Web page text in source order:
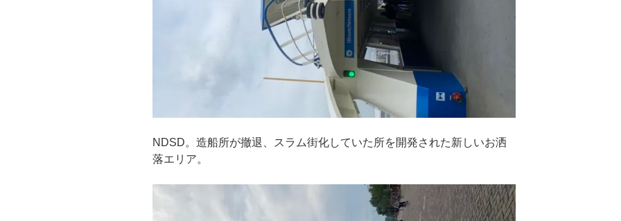
NDSD。造船所が撤退、スラム街化していた所を開発された新しいお洒
落エリア。